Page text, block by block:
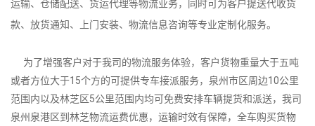
运输、仓储配送、货运代理等物流业务，同时可为客户提送代收货
款、放货通知、上门安装、物流信息咨询等专业定制化服务。
为了增强客户对于我司的物流服务体验，客户货物重量大于五吨
或者方位大于15个方的可提供专车接派服务，泉州市区周边10公里
范围内以及林芝区5公里范围内均可免费安排车辆提货和派送，我司
泉州泉港区到林芝物流运费优惠，运输时效有保障，全车购买货物